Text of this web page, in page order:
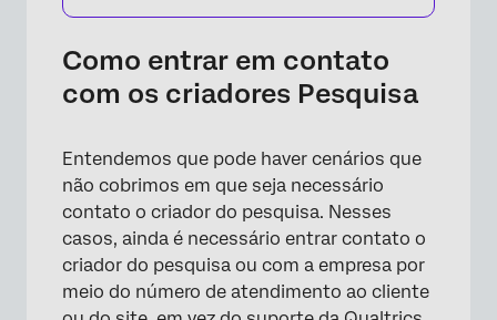
Como entrar em contato
com os criadores Pesquisa
Entendemos que pode haver cenários que
não cobrimos em que seja necessário
contato o criador do pesquisa. Nesses
casos, ainda é necessário entrar contato o
criador do pesquisa ou com a empresa por
meio do número de atendimento ao cliente